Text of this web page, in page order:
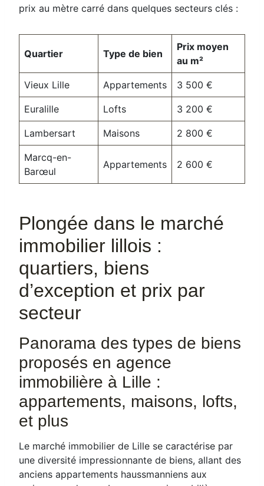
prix au mètre carré dans quelques secteurs clés :
Quartier Type de bien
Prix moyen
au m²
Vieux Lille Appartements 3 500 €
Euralille Lofts 3 200 €
Lambersart Maisons 2 800 €
Marcq-en-
Barœul
Appartements 2 600 €
Plongée dans le marché
immobilier lillois :
quartiers, biens
d’exception et prix par
secteur
Panorama des types de biens
proposés en agence
immobilière à Lille :
appartements, maisons, lofts,
et plus
Le marché immobilier de Lille se caractérise par
une diversité impressionnante de biens, allant des
anciens appartements haussmanniens aux